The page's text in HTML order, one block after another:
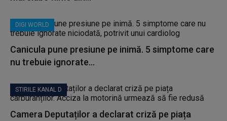
DIGI WORLD
Canicula pune presiune pe inimă. 5 simptome care
nu trebuie ignorate...
STIRILE KANAL D
Camera Deputaților a declarat criză pe piața